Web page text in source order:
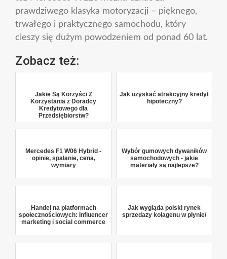
prawdziwego klasyka motoryzacji – pięknego,
trwałego i praktycznego samochodu, który
cieszy się dużym powodzeniem od ponad 60 lat.
Zobacz też:
Jakie Są Korzyści Z
Korzystania z Doradcy
Kredytowego dla
Przedsiębiorstw?
Jak uzyskać atrakcyjny kredyt
hipoteczny?
Mercedes F1 W06 Hybrid -
opinie, spalanie, cena,
wymiary
Wybór gumowych dywaników
samochodowych - jakie
materiały są najlepsze?
Handel na platformach
społecznościowych: Influencer
marketing i social commerce
Jak wygląda polski rynek
sprzedaży kolagenu w płynie/